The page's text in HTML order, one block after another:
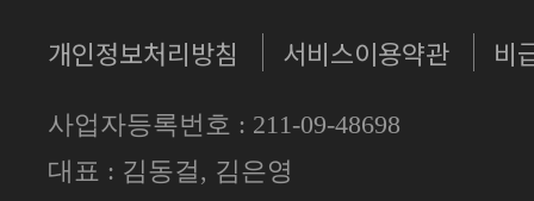
개인정보처리방침 서비스이용약관 비
사업자등록번호 : 211-09-48698
대표 : 김동걸, 김은영